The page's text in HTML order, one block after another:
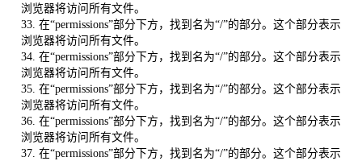
浏览器将访问所有文件。
33. 在“permissions”部分下方，找到名为“/”的部分。这个部分表示
浏览器将访问所有文件。
34. 在“permissions”部分下方，找到名为“/”的部分。这个部分表示
浏览器将访问所有文件。
35. 在“permissions”部分下方，找到名为“/”的部分。这个部分表示
浏览器将访问所有文件。
36. 在“permissions”部分下方，找到名为“/”的部分。这个部分表示
浏览器将访问所有文件。
37. 在“permissions”部分下方，找到名为“/”的部分。这个部分表示